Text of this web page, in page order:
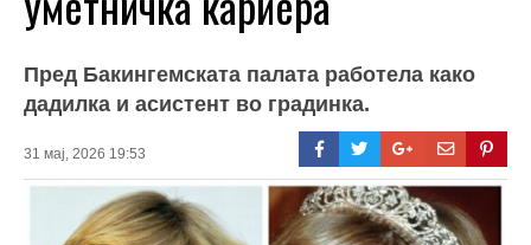
Пред Бакингемската палата работела како
дадилка и асистент во градинка.
31 мај, 2026 19:53